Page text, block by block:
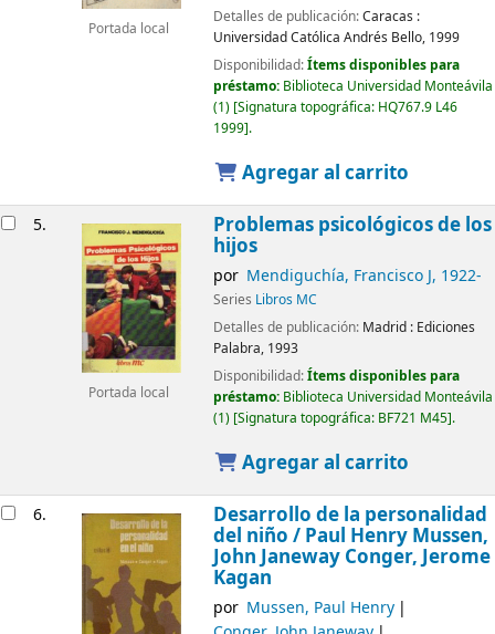
Portada local
Detalles de publicación:Caracas :
Universidad Católica Andrés Bello, 1999
Disponibilidad:Ítems disponibles para
préstamo: Biblioteca Universidad Monteávila
(1) Signatura topográfica: HQ767.9 L46
1999 .
Agregar al carrito
5.
Portada local
Problemas psicológicos de los
hijos
por Mendiguchía, Francisco J, 1922-
Series Libros MC
Detalles de publicación: Madrid : Ediciones
Palabra, 1993
Disponibilidad:Ítems disponibles para
préstamo: Biblioteca Universidad Monteávila
(1) Signatura topográfica: BF721 M45 .
Agregar al carrito
6. Desarrollo de la personalidad
del niño / Paul Henry Mussen,
John Janeway Conger, Jerome
Kagan
por Mussen, Paul Henry